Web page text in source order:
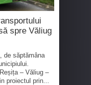
spre Văliug
de săptămâna
– Văliug –
proiectul prin...